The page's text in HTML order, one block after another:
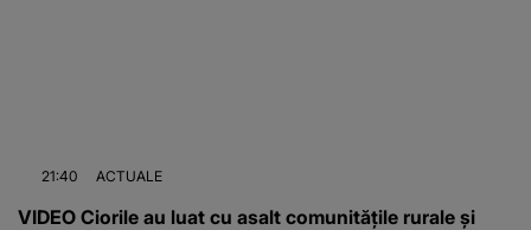
21:40 ACTUALE
VIDEO Ciorile au luat cu asalt comunitățile rurale și